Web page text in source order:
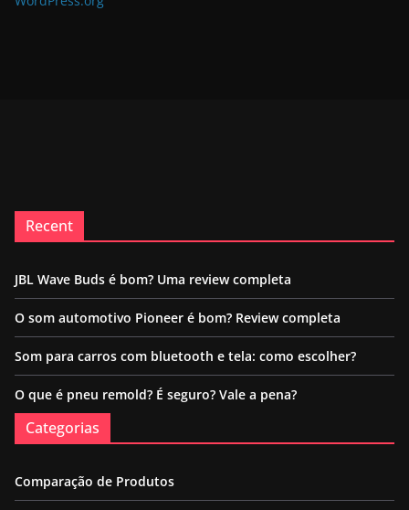
Recent
JBL Wave Buds é bom? Uma review completa
O som automotivo Pioneer é bom? Review completa
Som para carros com bluetooth e tela: como escolher?
O que é pneu remold? É seguro? Vale a pena?
Categorias
Comparação de Produtos